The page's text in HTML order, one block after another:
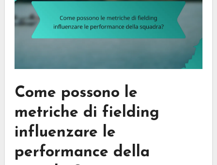
Come possono le
metriche di fielding
influenzare le
performance della